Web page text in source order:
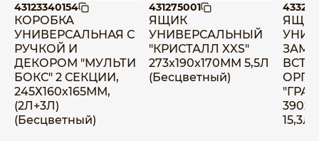
43123340154
КОРОБКА
УНИВЕРСАЛЬНАЯ С
РУЧКОЙ И
ДЕКОРОМ "МУЛЬТИ
БОКС" 2 СЕКЦИИ,
245Х160х165ММ,
(2Л+3Л)
(Бесцветный)
431275001
ЯЩИК
УНИВЕРСАЛЬНЫЙ
"КРИСТАЛЛ XXS"
273x190x170ММ 5,5Л
(Бесцветный)
15,3Л